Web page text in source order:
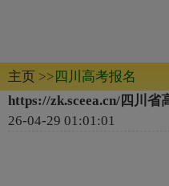
主页 >>四川高考报名
https://zk.sceea.cn/四川
26-04-29 01:01:01